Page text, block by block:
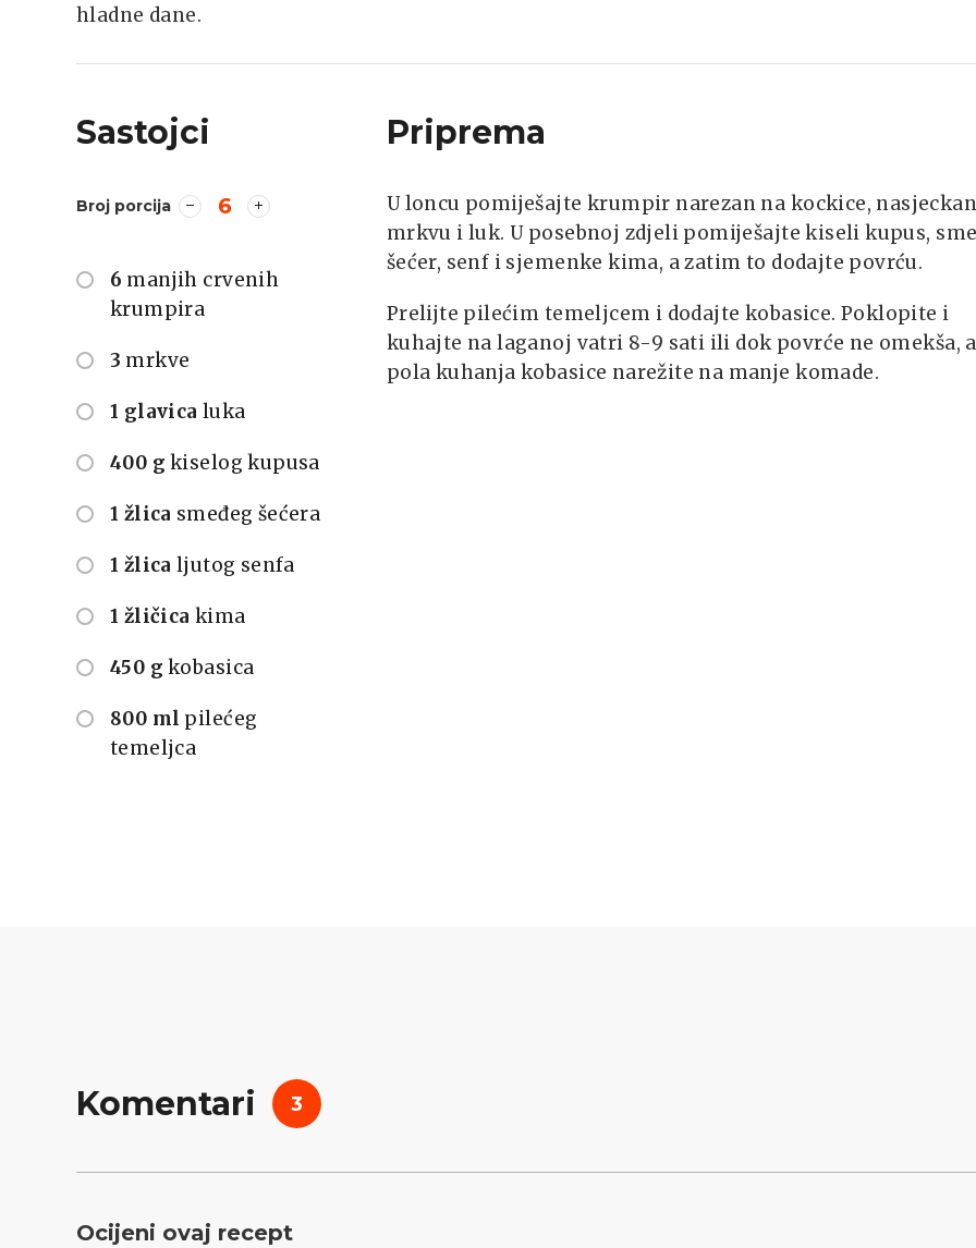
hladne dane.
Sastojci
Broj porcija 6
6 manjih crvenih
krumpira
3 mrkve
1 glavica luka
400 g kiselog kupusa
1 žlica smeđeg šećera
1 žlica ljutog senfa
1 žličica kima
450 g kobasica
800 ml pilećeg
temeljca
Priprema
U loncu pomiješajte krumpir narezan na kockice,
mrkvu i luk. U posebnoj zdjeli pomiješajte kiseli kupus,
šećer, senf i sjemenke kima, a zatim to dodajte povrću.
Prelijte pilećim temeljcem i dodajte kobasice. Poklopite i
kuhajte na laganoj vatri 8-9 sati ili dok povrće ne omekša,
pola kuhanja kobasice narežite na manje komade.
Komentari 3
Ocijeni ovaj recept